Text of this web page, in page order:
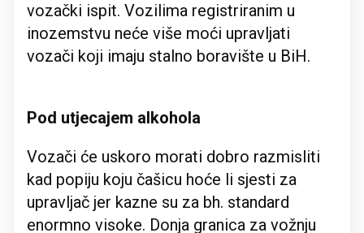
vozački ispit. Vozilima registriranim u
inozemstvu neće više moći upravljati
vozači koji imaju stalno boravište u BiH.
Pod utjecajem alkohola
Vozači će uskoro morati dobro razmisliti
kad popiju koju čašicu hoće li sjesti za
upravljač jer kazne su za bh. standard
enormno visoke. Donja granica za vožnju